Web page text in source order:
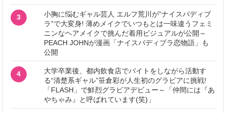
3
小胸に悩むギャル芸人 エルフ荒川が“ナイスバディブ
ラ”で大変身! 薄めメイクでいつもとは一味違うフェミ
ニンなヘアメイクで挑んだ着用ビジュアルが公開～
PEACH JOHNが漫画「ナイスバディブラ恋物語」も
公開
4
大学卒業後、都内飲食店でバイトをしながら活動す
る“清楚系ギャル”笹倉彩が人生初のグラビアに挑戦!
「FLASH」で鮮烈グラビアデビュー～「仲間には『あ
やちゃみ』と呼ばれています(笑)」